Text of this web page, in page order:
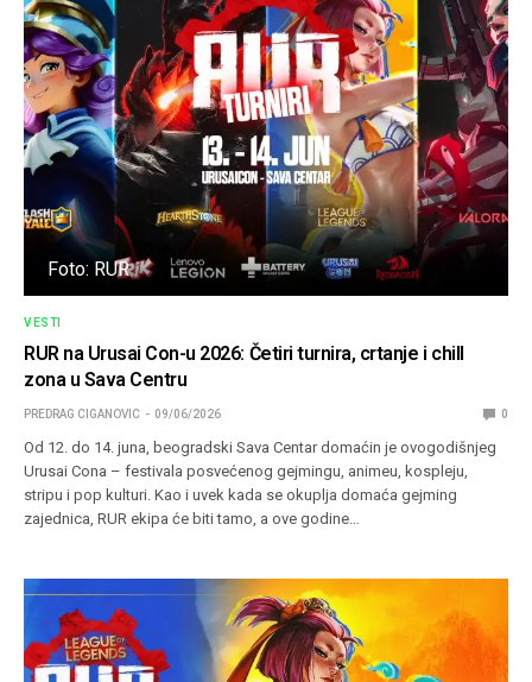
Foto: RUR
VESTI
RUR na Urusai Con-u 2026: Četiri turnira, crtanje i chill
zona u Sava Centru
PREDRAG CIGANOVIC 09/06/2026 0
Od 12. do 14. juna, beogradski Sava Centar domaćin je ovogodišnjeg
Urusai Cona – festivala posvećenog gejmingu, animeu, kospleju,
stripu i pop kulturi. Kao i uvek kada se okuplja domaća gejming
zajednica, RUR ekipa će biti tamo, a ove godine…